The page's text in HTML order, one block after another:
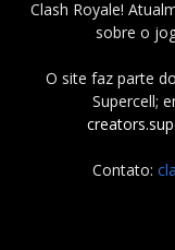
Clash Royale!
sobre o
O site faz parte
Supercell;
Contato: